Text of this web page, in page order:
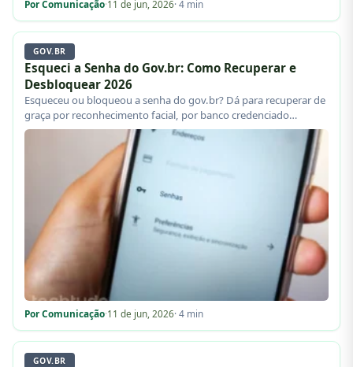
Por Comunicação·11 de jun, 2026· 4 min
GOV.BR
Esqueci a Senha do Gov.br: Como Recuperar e
Desbloquear 2026
Esqueceu ou bloqueou a senha do gov.br? Dá para recuperar de
graça por reconhecimento facial, por banco credenciado…
Por Comunicação·11 de jun, 2026· 4 min
GOV.BR